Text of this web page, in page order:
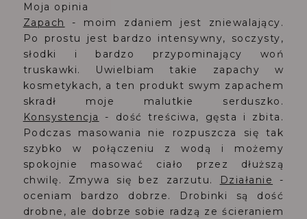
Moja opinia
Zapach
- moim zdaniem jest zniewalający.
Po prostu jest bardzo intensywny, soczysty,
słodki i bardzo przypominający woń
truskawki. Uwielbiam takie zapachy w
kosmetykach, a ten produkt swym zapachem
skradł moje malutkie serduszko.
Konsystencja
- dość treściwa, gęsta i zbita.
Podczas masowania nie rozpuszcza się tak
szybko w połączeniu z wodą i możemy
spokojnie masować ciało przez dłuższą
chwilę. Zmywa się bez zarzutu.
Działanie
-
oceniam bardzo dobrze. Drobinki są dość
drobne, ale dobrze sobie radzą ze ścieraniem